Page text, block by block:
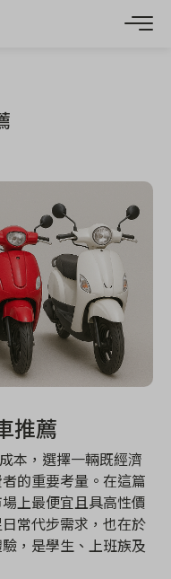
推薦
本，選擇一輛既經濟
的重要考量。在這篇
上最便宜且具高性價
常代步需求，也在於
，是學生、上班族及